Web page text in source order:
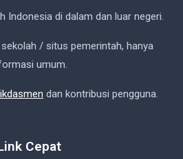
Indonesia di dalam dan luar negeri.
/ situs pemerintah, hanya
umum.
dan kontribusi pengguna.
Cepat